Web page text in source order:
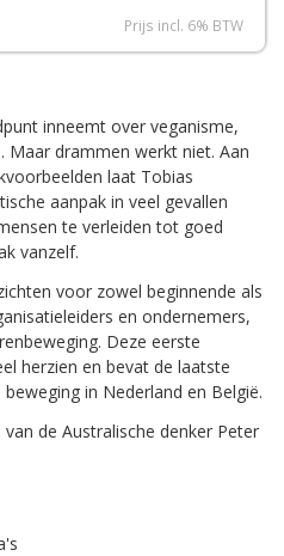
Prijs incl. 6% BTW
inneemt over veganisme,
drammen werkt niet. Aan
laat Tobias
aanpak in veel gevallen
te verleiden tot goed
vanzelf.
voor zowel beginnende als
en ondernemers,
Deze eerste
herzien en bevat de laatste
in Nederland en België.
de Australische denker Peter